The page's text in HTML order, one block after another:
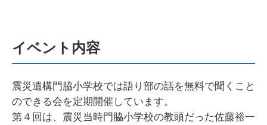
イベント内容
震災遺構門脇小学校では語り部の話を無料で聞くこと
のできる会を定期開催しています。
第４回は、震災当時門脇小学校の教頭だった佐藤裕一